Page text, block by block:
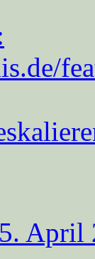
April